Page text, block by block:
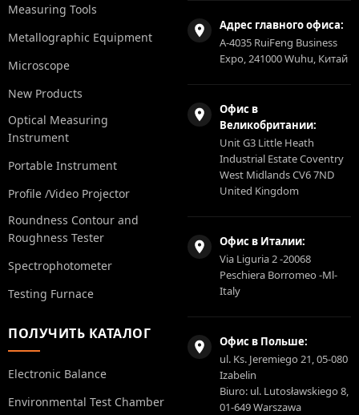
Measuring Tools
Metallographic Equipment
Microscope
New Products
Optical Measuring
Instrument
Portable Instrument
Profile /Video Projector
Roundness Contour and
Roughness Tester
Spectrophotometer
Testing Furnace
ПОЛУЧИТЬ КАТАЛОГ
Electronic Balance
Environmental Test Chamber
Адрес главного офиса:
A-4035 RuiFeng Business
Expo, 241000 Wuhu, Китай
Офис в
Великобритании:
Unit G3 Little Heath
Industrial Estate Coventry
West Midlands CV6 7ND
United Kingdom
Офис в Италии:
Via Liguria 2 -20068
Peschiera Borromeo -Ml-
Italy
Офис в Польше:
ul. Ks. Jeremiego 21, 05-080
Izabelin
Biuro: ul. Lutosławskiego 8,
01-649 Warszawa